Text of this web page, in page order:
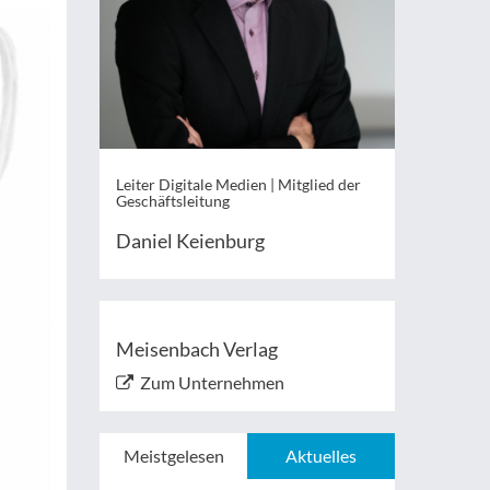
Leiter Digitale Medien | Mitglied der
Geschäftsleitung
Daniel Keienburg
Meisenbach Verlag
Zum Unternehmen
Meistgelesen Aktuelles